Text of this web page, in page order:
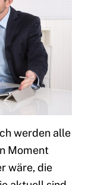
werden alle
Moment
wäre, die